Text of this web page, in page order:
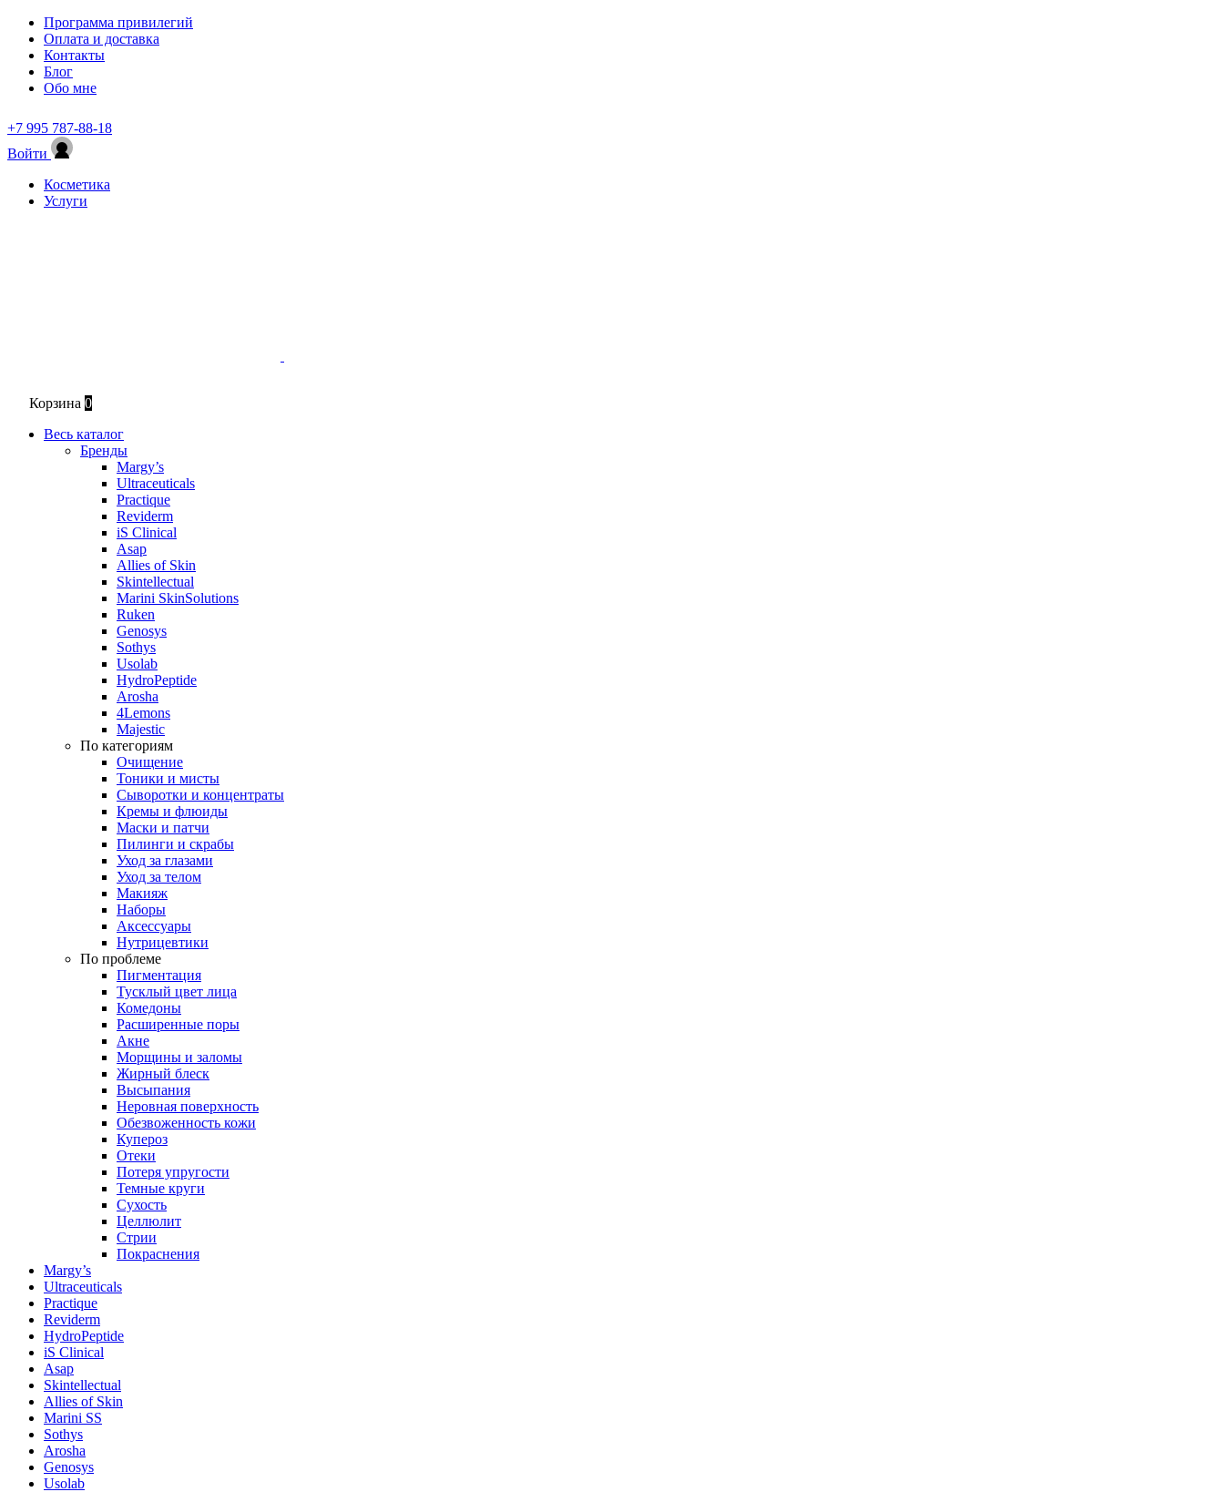
Программа привилегий
Оплата и доставка
Контакты
Блог
Обо мне
+7 995 787-88-18
Войти
Косметика
Услуги
Корзина 0
Весь каталог
Бренды
Margy’s
Ultraceuticals
Practique
Reviderm
iS Clinical
Asap
Allies of Skin
Skintellectual
Marini SkinSolutions
Ruken
Genosys
Sothys
Usolab
HydroPeptide
Arosha
4Lemons
Majestic
По категориям
Очищение
Тоники и мисты
Сыворотки и концентраты
Кремы и флюиды
Маски и патчи
Пилинги и скрабы
Уход за глазами
Уход за телом
Макияж
Наборы
Аксессуары
Нутрицевтики
По проблеме
Пигментация
Тусклый цвет лица
Комедоны
Расширенные поры
Акне
Морщины и заломы
Жирный блеск
Высыпания
Неровная поверхность
Обезвоженность кожи
Купероз
Отеки
Потеря упругости
Темные круги
Сухость
Целлюлит
Стрии
Покраснения
Margy’s
Ultraceuticals
Practique
Reviderm
HydroPeptide
iS Clinical
Asap
Skintellectual
Allies of Skin
Marini SS
Sothys
Arosha
Genosys
Usolab